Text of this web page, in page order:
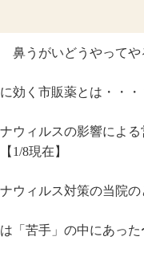
鼻うがいどうやってや
に効く市販薬とは・・・
ウィルスの影響によ
1/8現在】
ウィルス対策の当院の
「苦手」の中にあっ